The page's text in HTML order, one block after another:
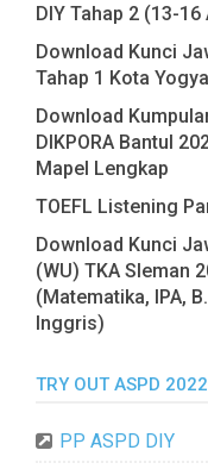
DIY Tahap 2 (13-16
Download Kunci
Tahap 1 Kota
Download
DIKPORA Bantul
Mapel Lengkap
TOEFL Listening
Download Kunci
(WU) TKA Sleman
(Matematika, IPA,
Inggris)
TRY OUT ASPD 2022
PP ASPD DIY